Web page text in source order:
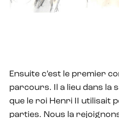
Ensuite c’est le premier
parcours. Il a lieu dans la
que le roi Henri II utilisait
parties. Nous la